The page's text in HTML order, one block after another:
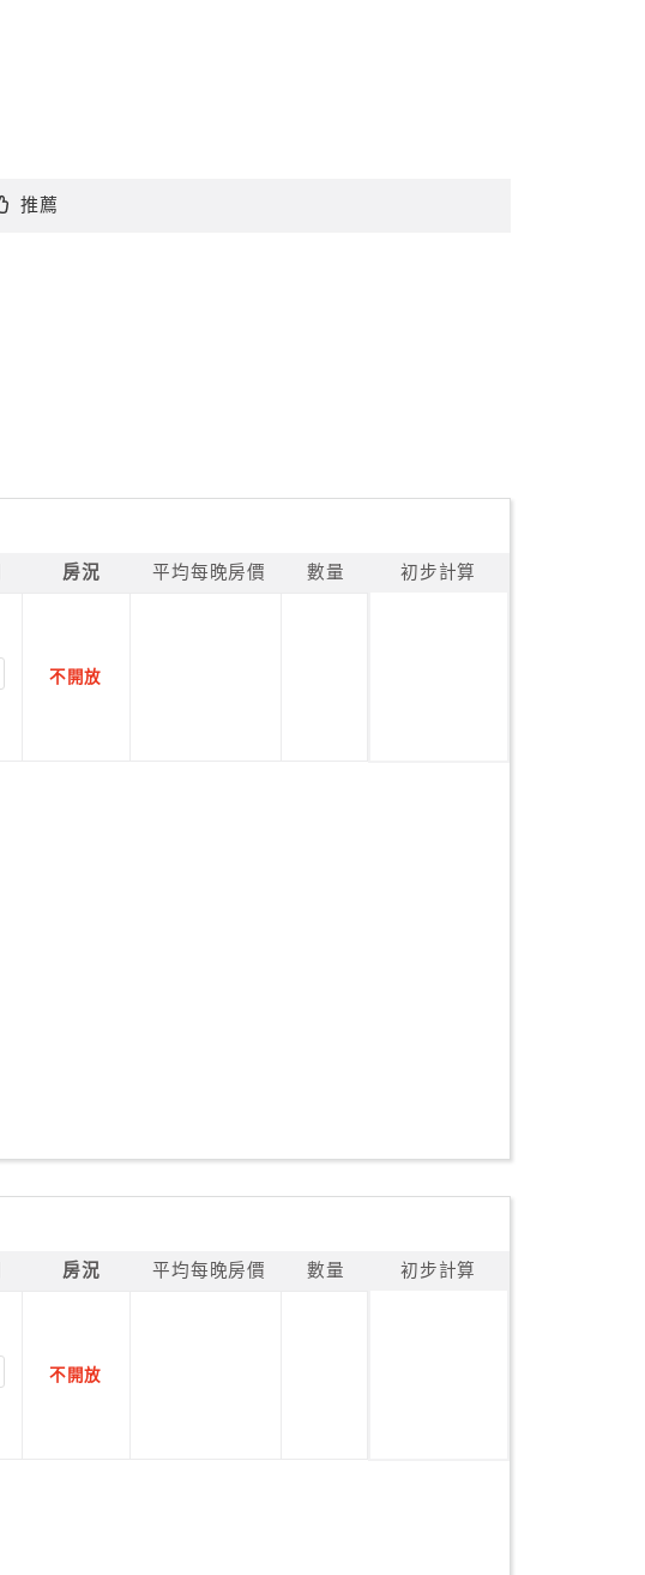
推薦
房況 平均每晚房價 數量 初步計算
不開放
房況 平均每晚房價 數量 初步計算
不開放